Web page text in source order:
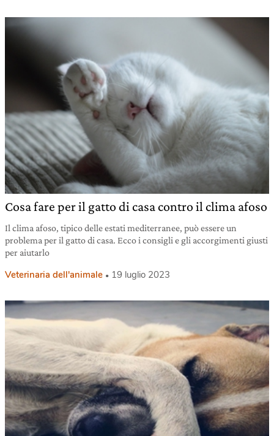
Cosa fare per il gatto di casa contro il clima afoso
Il clima afoso, tipico delle estati mediterranee, può essere un
problema per il gatto di casa. Ecco i consigli e gli accorgimenti giusti
per aiutarlo
Veterinaria dell'animale 19 luglio 2023